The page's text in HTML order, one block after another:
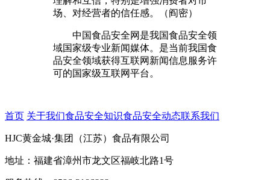
场、对经营者的信任感。（阎密）
中国食品安全网是我国食品安全领
域国家级专业新闻媒体。是当前我国食
品安全领域获得互联网新闻信息服务许
可的国家级互联网平台。
首页 关于我们食品安全知识食品安全动态联系我们
HJC黄金城·集团（江苏）食品有限公司
地址：福建省漳州市龙文区福岐北路1号